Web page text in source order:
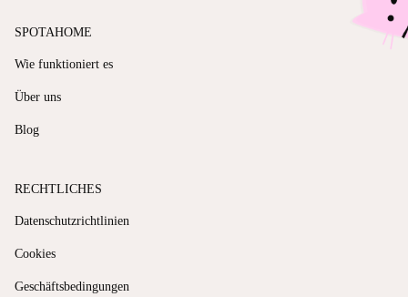
SPOTAHOME
Wie funktioniert es
Über uns
Blog
RECHTLICHES
Datenschutzrichtlinien
Cookies
Geschäftsbedingungen